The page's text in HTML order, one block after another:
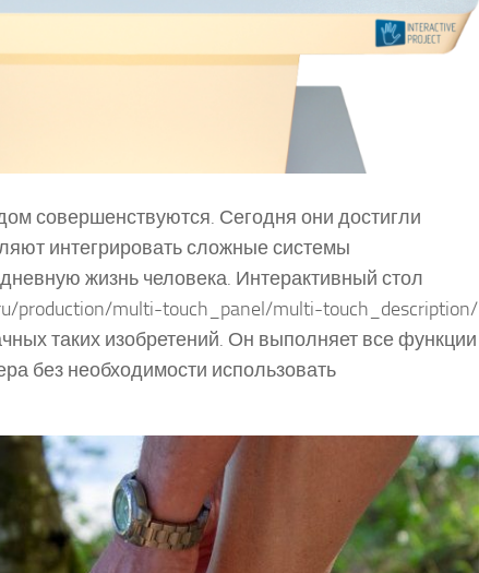
совершенствуются. Сегодня они достигли
интегрировать сложные системы
жизнь человека. Интерактивный стол
production/multi-touch_panel/multi-touch_description/
таких изобретений. Он выполняет все функции
без необходимости использовать